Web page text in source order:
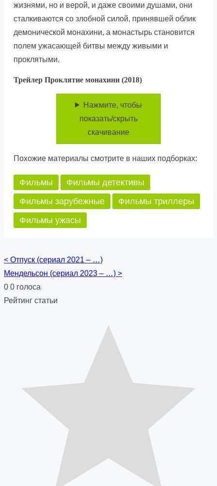
жизнями, но и верой, и даже своими душами, они
сталкиваются со злобной силой, принявшей облик
демонической монахини, а монастырь становится
полем ужасающей битвы между живыми и
проклятыми.
Трейлер Проклятие монахини (2018)
Нажмите, чтобы
показать/скрыть
скачивание
Похожие материалы смотрите в наших подборках:
Фильмы
Фильмы детективы
Фильмы зарубежные
Фильмы триллеры
Фильмы ужасы
Posts
navigation
< Отпуск (сериал 2021 – …)
Мендельсон (сериал 2023 – …) >
0 0 голоса
Рейтинг статьи